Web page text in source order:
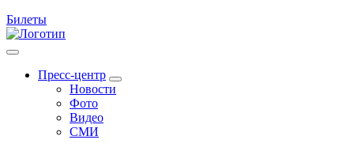
Билеты
Пресс-центр
Новости
Фото
Видео
СМИ